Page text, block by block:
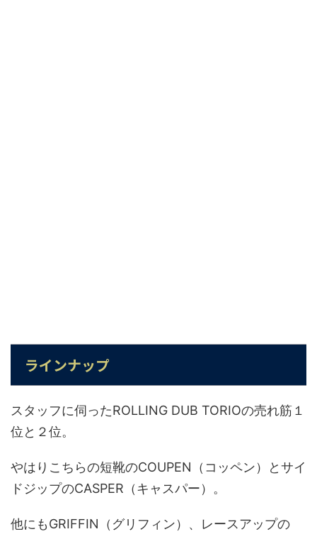
ラインナップ
スタッフに伺ったROLLING DUB TORIOの売れ筋１
位と２位。
やはりこちらの短靴のCOUPEN（コッペン）とサイ
ドジップのCASPER（キャスパー）。
他にもGRIFFIN（グリフィン）、レースアップの